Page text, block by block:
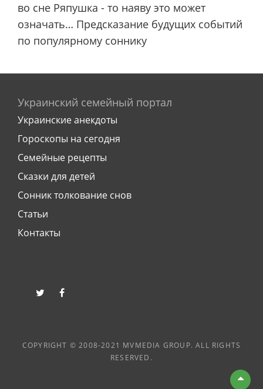
во сне Ряпушка - то наяву это может
означать… Предсказание будущих событий
по популярному соннику
Украинский семейный портал
Украинские анекдоты
Гороскопы на сегодня
Семейные рецепты
Сказки для детей
Сонник толкование снов
Статьи
Контакты
twitter
COPYRIGHT © 2008-2021 MVMEDIA GROUP. ALL RIGHTS
RESERVED.